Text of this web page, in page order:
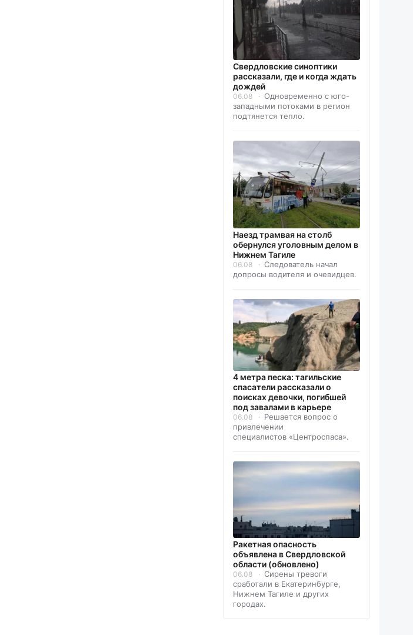
Свердловские синоптики
рассказали, где и когда ждать
дождей
06.08
Одновременно с юго-
западными потоками в регион
подтянется тепло.
Наезд трамвая на столб
обернулся уголовным делом в
Нижнем Тагиле
06.08
Следователь начал
допросы водителя и очевидцев.
4 метра песка: тагильские
спасатели рассказали о
поисках девочки, погибшей
под завалами в карьере
06.08
Решается вопрос о
привлечении
специалистов «Центроспаса».
️Ракетная опасность
объявлена в Свердловской
области (обновлено)
06.08
Сирены тревоги
сработали в Екатеринбурге,
Нижнем Тагиле и других
городах.